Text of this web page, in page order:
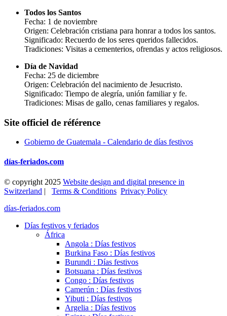
Todos los Santos
Fecha: 1 de noviembre
Origen: Celebración cristiana para honrar a todos los santos.
Significado: Recuerdo de los seres queridos fallecidos.
Tradiciones: Visitas a cementerios, ofrendas y actos religiosos.
Día de Navidad
Fecha: 25 de diciembre
Origen: Celebración del nacimiento de Jesucristo.
Significado: Tiempo de alegría, unión familiar y fe.
Tradiciones: Misas de gallo, cenas familiares y regalos.
Site officiel de référence
Gobierno de Guatemala - Calendario de días festivos
días-feriados.com
© copyright 2025 Website design and digital presence in
Switzerland | Terms & Conditions Privacy Policy
días-feriados.com
Días festivos y feriados
África
Angola : Días festivos
Burkina Faso : Días festivos
Burundi : Días festivos
Botsuana : Días festivos
Congo : Días festivos
Camerún : Días festivos
Yibuti : Días festivos
Argelia : Días festivos